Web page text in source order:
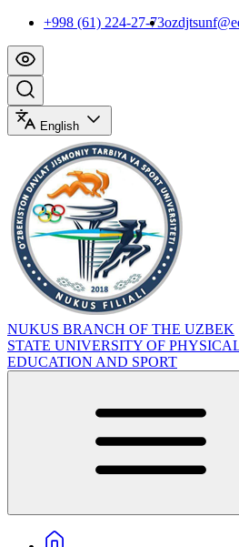
+998 (61) 224-27-73
English
NUKUS BRANCH OF THE UZBEK
STATE UNIVERSITY OF
EDUCATION AND SPORT